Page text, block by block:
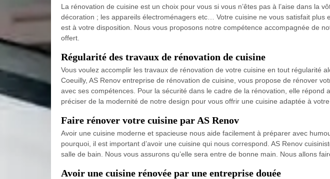
La rénovation de cuisine est un choix pour vous si vous n’êtes pas à l’aise dans la
décoration ; les appareils électroménagers etc… Votre cuisine ne vous satisfait
est à votre disposition. Nous vous proposons notre compétence accompagnée de
offert.
Régularité des travaux de rénovation de cuisine
Vous voulez accomplir les travaux de rénovation de votre cuisine en tout régularité
Coeuilly, AS Renov entreprise de rénovation de cuisine, vous propose de rénover
avec ses compétences. Pour la sécurité dans le cadre de la rénovation, elle
préciser de la modernité de notre design pour vous offrir une cuisine adaptée à votre
Faire rénover votre cuisine par AS Renov
Avoir une cuisine moderne et spacieuse nous aide facilement à préparer avec
pourquoi, il est important d’avoir une cuisine qui nous correspond. AS Renov
salle de bain. Nous vous assurons qu’elle sera entre de bonne main. Nous allons
Avoir une cuisine rénovée par une entreprise douée